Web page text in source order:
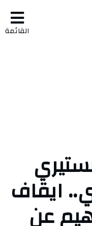
القائمة
ايقاف
عن